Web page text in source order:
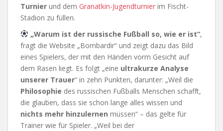
Turnier und dem Granatkin-Jugendturnier im Fischt-
Stadion zu füllen.
„Warum ist der russische Fußball so, wie er ist“,
fragt die Website „Bombardir“ und zeigt dazu das Bild
eines Spielers, der mit den Händen vorm Gesicht auf
dem Rasen liegt. Es folgt „eine ultrakurze Analyse
unserer Trauer“ in zehn Punkten, darunter: „Weil die
Philosophie des russischen Fußballs Menschen schafft,
die glauben, dass sie schon lange alles wissen und
nichts mehr hinzulernen müssen“ – das gelte für
Trainer wie für Spieler. „Weil bei der